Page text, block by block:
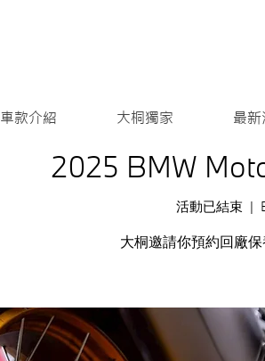
車款介紹 大桐獨家 最新
2025 BMW
活動已結束
大桐邀請你預約回廠